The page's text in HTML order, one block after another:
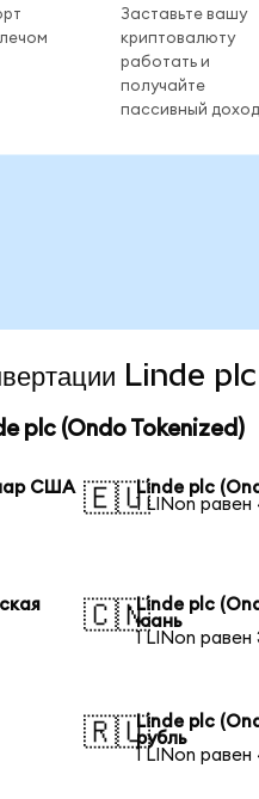
Заставьте вашу
криптовалюту
работать и
получайте
пассивный
plc (Ondo Tokenized)
США 🇪🇺Linde plc
1 LINon
🇨🇳Linde plc
юань
1 LINon
🇷🇺Linde plc
рубль
1 LINon